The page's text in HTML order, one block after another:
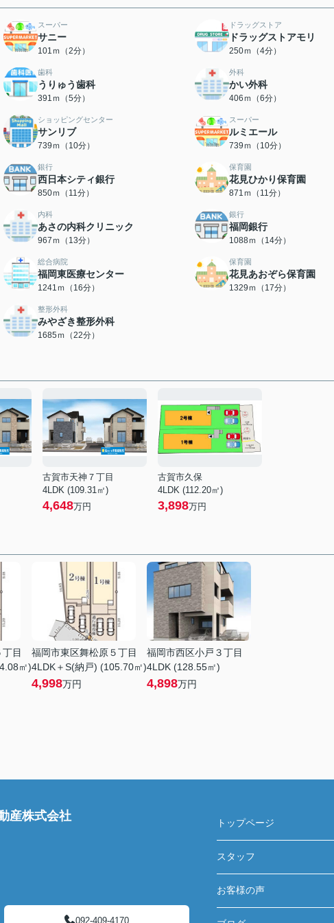
スーパー
サニー
101ｍ（2分）
ドラッグストア
ドラッグストアモリ
250ｍ（4分）
歯科
うりゅう歯科
391ｍ（5分）
外科
かい外科
406ｍ（6分）
ショッピングセンター
サンリブ
739ｍ（10分）
スーパー
ルミエール
739ｍ（10分）
銀行
西日本シティ銀行
850ｍ（11分）
保育園
花見ひかり保育園
871ｍ（11分）
内科
あさの内科クリニック
967ｍ（13分）
銀行
福岡銀行
1088ｍ（14分）
総合病院
福岡東医療センター
1241ｍ（16分）
保育園
花見あおぞら保育園
1329ｍ（17分）
整形外科
みやざき整形外科
1685ｍ（22分）
古賀市天神７丁目
4LDK (109.31㎡)
4,648万円
古賀市久保
4LDK (112.20㎡)
3,898万円
目
㎡)
福岡市東区舞松原５丁目
4LDK＋S(納戸) (105.70㎡)
4,998万円
福岡市西区小戸３丁目
4LDK (128.55㎡)
4,898万円
産株式会社
092-409-4170
トップページ
スタッフ
お客様の声